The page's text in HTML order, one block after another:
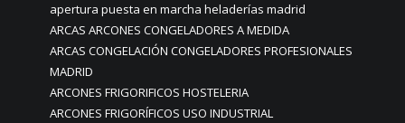
apertura puesta en marcha heladerías madrid
ARCAS ARCONES CONGELADORES A MEDIDA
ARCAS CONGELACIÓN CONGELADORES PROFESIONALES
MADRID
ARCONES FRIGORIFICOS HOSTELERIA
ARCONES FRIGORÍFICOS USO INDUSTRIAL